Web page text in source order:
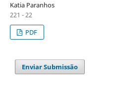
Katia Paranhos
221 - 22
PDF
Enviar Submissão